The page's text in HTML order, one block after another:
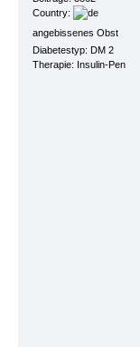
Country:
angebissenes Obst
Diabetestyp: DM 2
Therapie: Insulin-Pen